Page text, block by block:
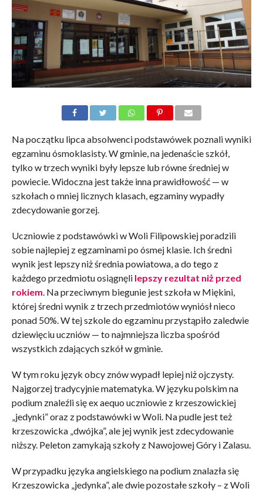
Na początku lipca absolwenci podstawówek poznali wyniki
egzaminu ósmoklasisty. W gminie, na jedenaście szkół,
tylko w trzech wyniki były lepsze lub równe średniej w
powiecie. Widoczna jest także inna prawidłowość — w
szkołach o mniej licznych klasach, egzaminy wypadły
zdecydowanie gorzej.
Uczniowie z podstawówki w Woli Filipowskiej poradzili
sobie najlepiej z egzaminami po ósmej klasie. Ich średni
wynik jest lepszy niż średnia powiatowa, a do tego z
każdego przedmiotu osiągnęli lepszy rezultat niż przed
rokiem . Na przeciwnym biegunie jest szkoła w Miękini,
której średni wynik z trzech przedmiotów wyniósł nieco
ponad 50%. W tej szkole do egzaminu przystąpiło zaledwie
dziewięciu uczniów — to najmniejsza liczba spośród
wszystkich zdających szkół w gminie.
W tym roku język obcy znów wypadł lepiej niż ojczysty.
Najgorzej tradycyjnie matematyka. W języku polskim na
podium znaleźli się ex aequo uczniowie z krzeszowickiej
„jedynki” oraz z podstawówki w Woli. Na pudle jest też
krzeszowicka „dwójka”, ale jej wynik jest zdecydowanie
niższy. Peleton zamykają szkoły z Nawojowej Góry i Zalasu.
W przypadku języka angielskiego na podium znalazła się
Krzeszowicka „jedynka”, ale dwie pozostałe szkoły – z Woli